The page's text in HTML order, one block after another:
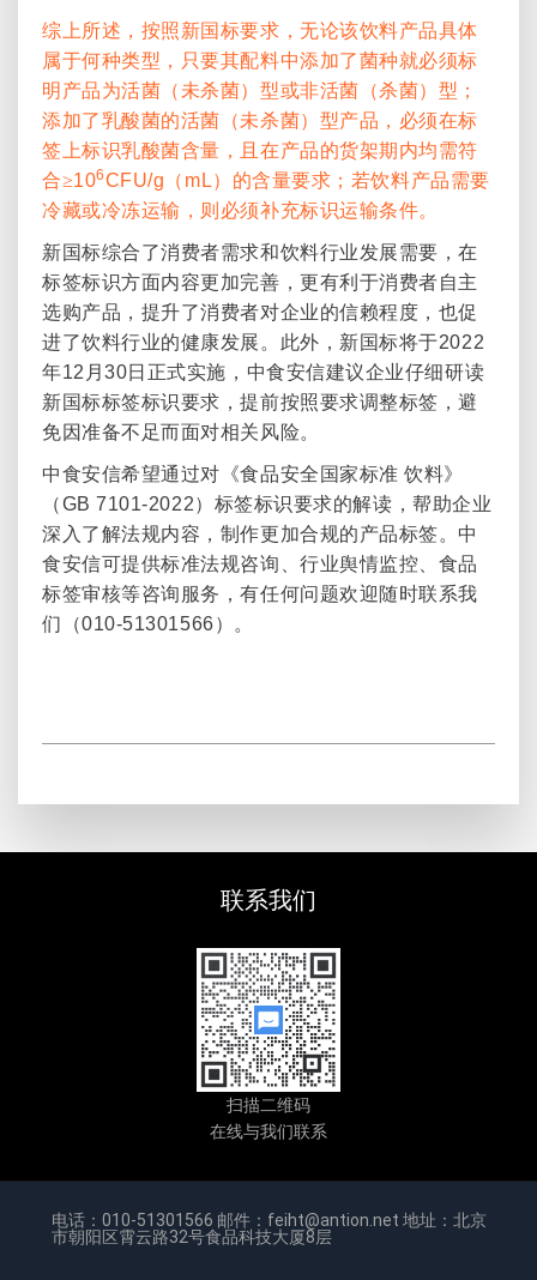
综上所述，按照新国标要求，无论该饮料产品具体
属于何种类型，只要其配料中添加了菌种就必须标
明产品为活菌（未杀菌）型或非活菌（杀菌）型；
添加了乳酸菌的活菌（未杀菌）型产品，必须在标
签上标识乳酸菌含量，且在产品的货架期内均需符
合≥106CFU/g （ mL）的含量要求；若饮料产品需要
冷藏或冷冻运输，则必须补充标识运输条件。
新国标综合了消费者需求和饮料行业发展需要，在
标签标识方面内容更加完善，更有利于消费者自主
选购产品，提升了消费者对企业的信赖程度，也促
进了饮料行业的健康发展。此外，新国标将于2022
年12 月30日正式实施，中食安信建议企业仔细研读
新国标标签标识要求，提前按照要求调整标签，避
免因准备不足而面对相关风险。
中食安信希望通过对《食品安全国家标准 饮料》
（GB 7101-2022）标签标识要求的解读，帮助企业
深入了解法规内容，制作更加合规的产品标签。中
食安信可提供标准法规咨询、行业舆情监控、食品
标签审核等咨询服务，有任何问题欢迎随时联系我
们（010-51301566）。
联系我们
扫描二维码
在线与我们联系
电话：010-51301566 邮件：feiht@antion.net 地址：北京
市朝阳区霄云路32号食品科技大厦8层